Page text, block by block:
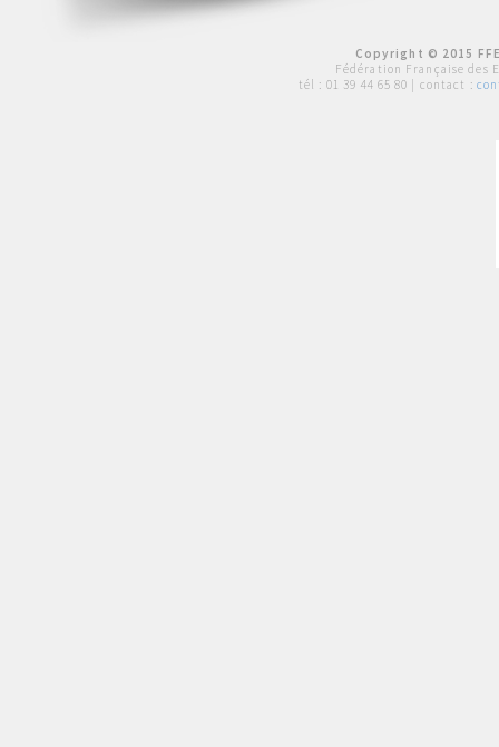
Copyright © 2015
Fédération Française des
tél : 01 39 44 65 80 | contact :